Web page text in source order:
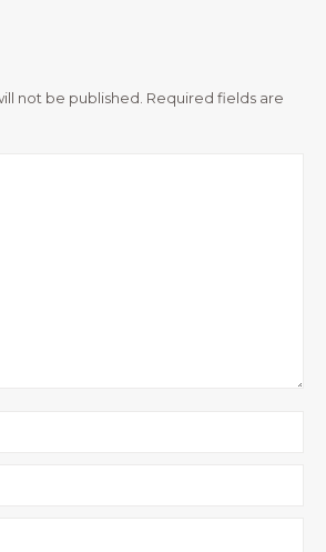
not be published. Required fields are